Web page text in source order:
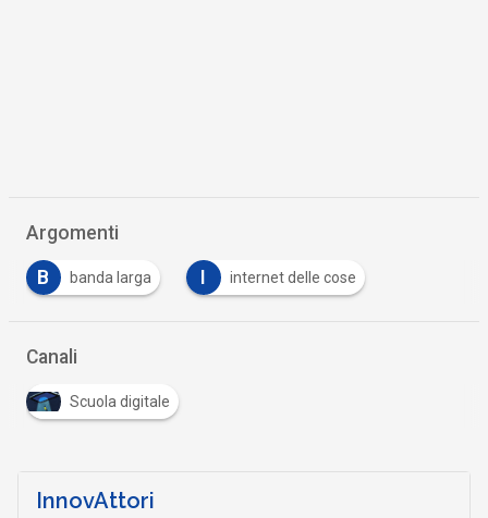
Argomenti
B banda larga I internet delle cose
Canali
Scuola digitale
InnovAttori